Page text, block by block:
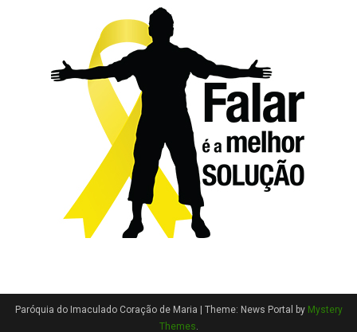
Paróquia do Imaculado Coração de Maria Theme: News Portal by Mystery
Themes.